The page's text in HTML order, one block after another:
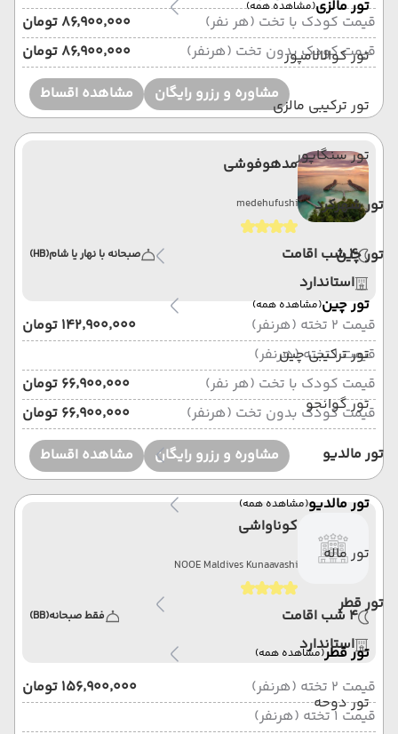
تور مالزی(مشاهده همه)
تور کوالالامپور
تور ترکیبی مالزی
تور سنگاپور
تور شهرکرد
تور چین
تور چین(مشاهده همه)
تور ترکیبی چین
تور گوانجو
تور مالدیو
تور مالدیو(مشاهده همه)
تور ماله
تور قطر
تور قطر(مشاهده همه)
تور دوحه
قیمت کودک با تخت (هر نفر)
۸۶٬۹۰۰٬۰۰۰ تومان
قیمت کودک بدون تخت (هرنفر)
۸۶٬۹۰۰٬۰۰۰ تومان
مشاوره و رزرو رایگان
مشاهده اقساط
مدهوفوشی
medehufushi
4 شب اقامت صبحانه با نهار یا شام(HB)
استاندارد
قیمت 2 تخته (هرنفر)
۱۴۲٬۹۰۰٬۰۰۰ تومان
قیمت 1 تخته (هرنفر)
قیمت کودک با تخت (هر نفر)
۶۶٬۹۰۰٬۰۰۰ تومان
قیمت کودک بدون تخت (هرنفر)
۶۶٬۹۰۰٬۰۰۰ تومان
مشاوره و رزرو رایگان
مشاهده اقساط
کوناواشی
NOOE Maldives Kunaavashi
4 شب اقامت فقط صبحانه(BB)
استاندارد
قیمت 2 تخته (هرنفر)
۱۵۶٬۹۰۰٬۰۰۰ تومان
قیمت 1 تخته (هرنفر)